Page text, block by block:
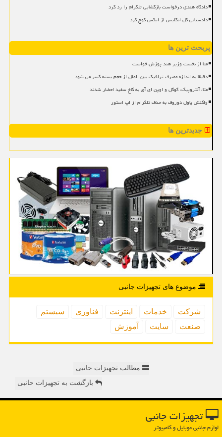
دادگاه هندی درخواست بازگشایی تلگرام را رد کرد
دادستانی کل انگلیس از ایکس کوچ کرد
پربحث ترین ها
متا از نخست وزیر هند پوزش خواست
دقیقا به اندازه مصرف ترافیک بین الملل از حجم بسته کسر می شود
متا، آنتروپیک، گوگل و اوپن ای آی به کاخ سفید احضار شدند
واکنش پاول دوروف به حذف تلگرام از اپ استور
جدیدترین ها
موضوع های تجهیزات جانبی
شركت خدمات اینترنت فناوری
سیستم
صنعت
سایت آموزش
مطالب تجهیزات حانبی
بازگشت به تجهیزات حانبی
تجهیزات جانبی
لوازم جانبی موبایل و کامپیوتر